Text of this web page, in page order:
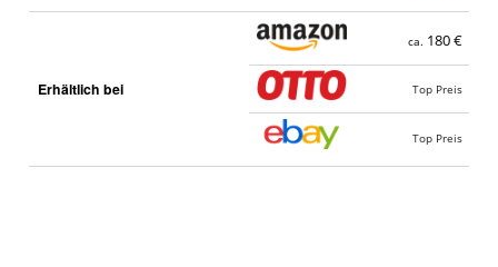
Erhältlich bei
ca. 180 €
Top Preis
Top Preis